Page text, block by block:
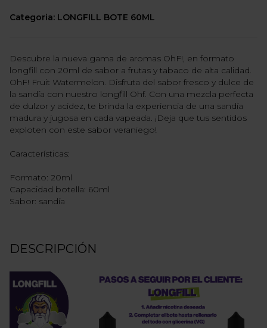
Categoria: LONGFILL BOTE 60ML
Descubre la nueva gama de aromas OhF!, en formato
longfill con 20ml de sabor a frutas y tabaco de alta calidad.
OhF! Fruit Watermelon. Disfruta del sabor fresco y dulce de
la sandía con nuestro longfill Ohf. Con una mezcla perfecta
de dulzor y acidez, te brinda la experiencia de una sandía
madura y jugosa en cada vapeada. ¡Deja que tus sentidos
exploten con este sabor veraniego!
Características:
Formato: 20ml
Capacidad botella: 60ml
Sabor: sandía
DESCRIPCIÓN